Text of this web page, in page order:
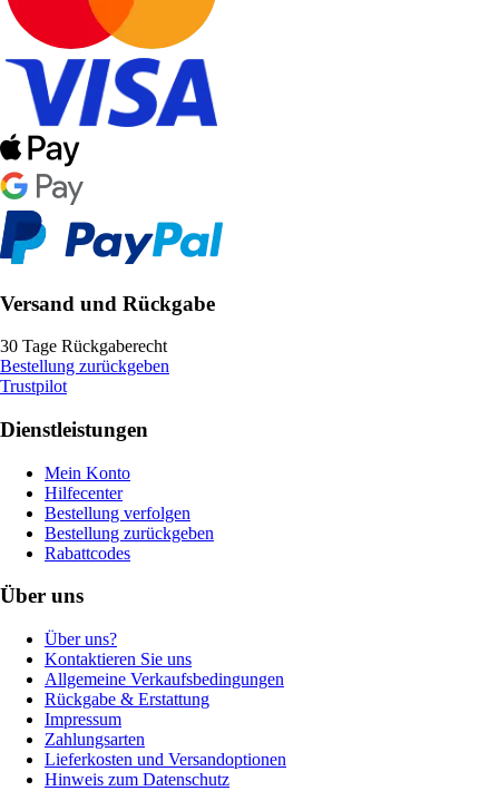
Versand und Rückgabe
30 Tage Rückgaberecht
Bestellung zurückgeben
Trustpilot
Dienstleistungen
Mein Konto
Hilfecenter
Bestellung verfolgen
Bestellung zurückgeben
Rabattcodes
Über uns
Über uns?
Kontaktieren Sie uns
Allgemeine Verkaufsbedingungen
Rückgabe & Erstattung
Impressum
Zahlungsarten
Lieferkosten und Versandoptionen
Hinweis zum Datenschutz